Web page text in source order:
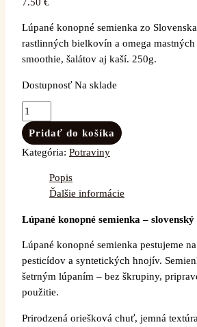
Lúpané konopné semienka zo
rastlinných bielkovín a omega
smoothie, šalátov aj kaší. 250g.
Dostupnosť Na sklade
Pridať do košíka
Kategória: Potraviny
Popis
Ďalšie informácie
Lúpané konopné semienka –
Lúpané konopné semienka pestujeme
pesticídov a syntetických hnojív.
šetrným lúpaním – bez škrupiny,
použitie.
Prirodzená oriešková chuť, jemná